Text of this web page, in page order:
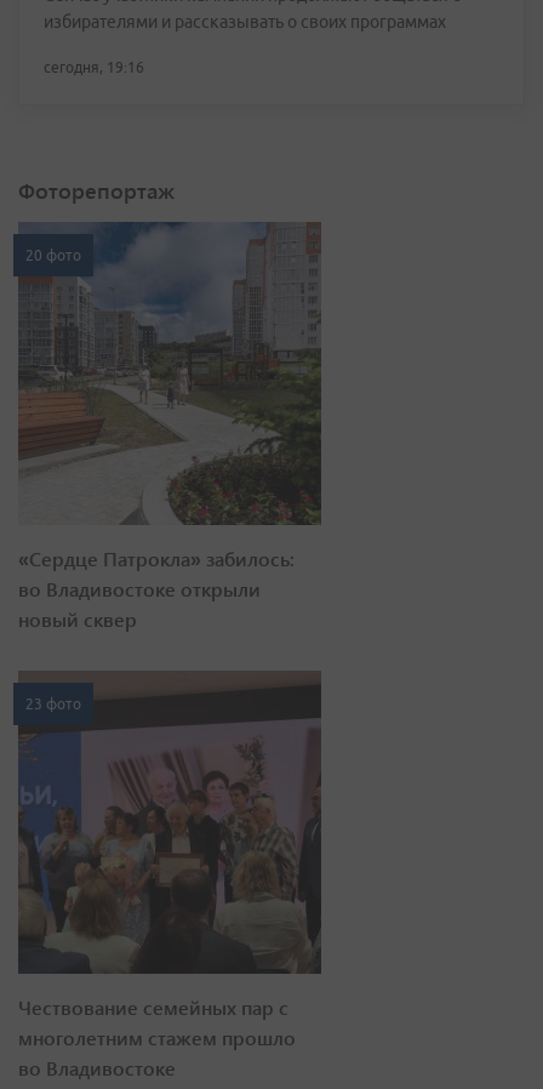
избирателями и рассказывать о своих программах
сегодня, 19:16
Фоторепортаж
20 фото
«Сердце Патрокла» забилось:
во Владивостоке открыли
новый сквер
23 фото
Чествование семейных пар с
многолетним стажем прошло
во Владивостоке